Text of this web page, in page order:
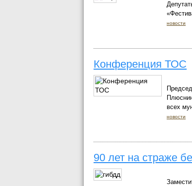
новости
Конференция ТОС
всех
новости
90 лет на страже